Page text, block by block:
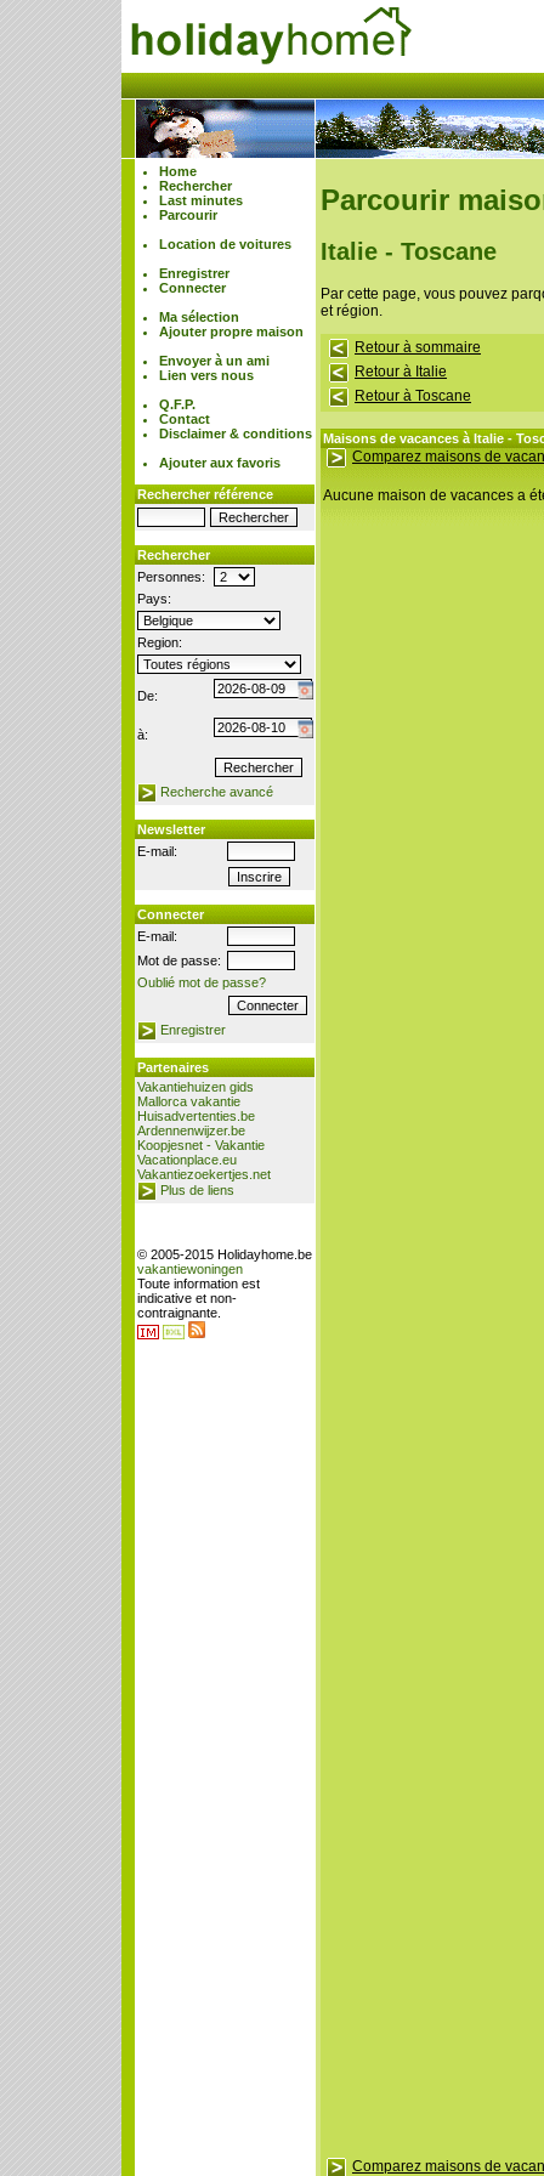
Home
Rechercher
Last minutes
Parcourir
Location de voitures
Enregistrer
Connecter
Ma sélection
Ajouter propre maison
Envoyer à un ami
Lien vers nous
Q.F.P.
Contact
Disclaimer & conditions
Ajouter aux favoris
Rechercher référence
Rechercher
Personnes:
Pays:
Region:
De:
à:
Recherche avancé
Newsletter
E-mail:
Connecter
E-mail:
Mot de passe:
Oublié mot de passe?
Enregistrer
Partenaires
Vakantiehuizen gids
Mallorca vakantie
Huisadvertenties.be
Ardennenwijzer.be
Koopjesnet - Vakantie
Vacationplace.eu
Vakantiezoekertjes.net
Plus de liens
© 2005-2015 Holidayhome.be
vakantiewoningen
Toute information est
indicative et non-
contraignante.
Parcourir
Italie - Toscane
Par cette page, vous pouvez
et région.
Retour à sommaire
Retour à Italie
Retour à Toscane
Maisons de vacances à Italie -
Comparez maisons de
Aucune maison de vacances a
Comparez maisons de